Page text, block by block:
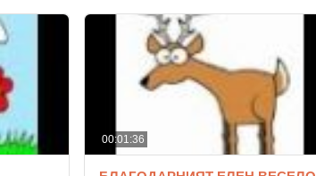
00:01:36